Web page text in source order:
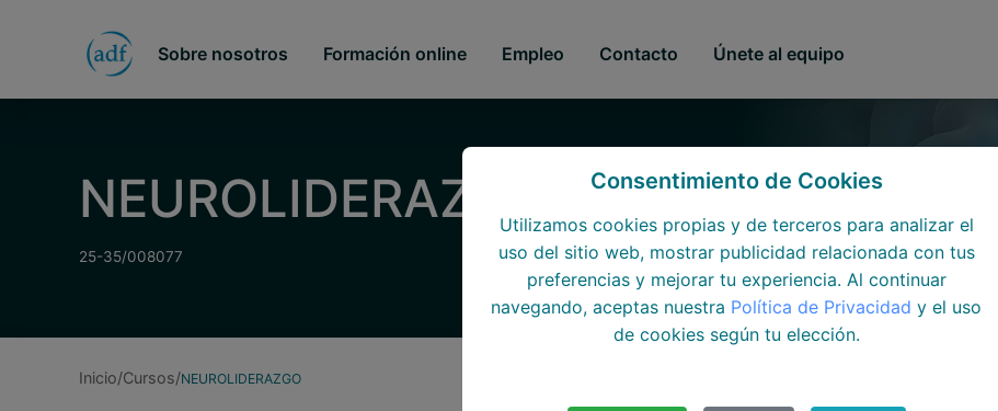
Sobre nosotros Formación online Empleo Contacto Únete al equipo
NEUROLIDERAZGO
25-35/008077
Inicio Cursos NEUROLIDERAZGO
Consentimiento de Cookies
Utilizamos cookies propias y de terceros para analizar el
uso del sitio web, mostrar publicidad relacionada con tus
preferencias y mejorar tu experiencia. Al continuar
navegando, aceptas nuestra Política de Privacidad y el uso
de cookies según tu elección.